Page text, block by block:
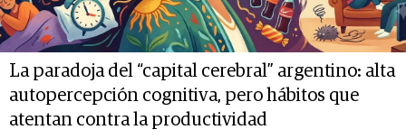
La paradoja del “capital cerebral” argentino: alta
autopercepción cognitiva, pero hábitos que
atentan contra la productividad